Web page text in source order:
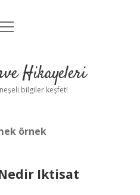
Uyarı
menüyü
Hikayeleri
bilgiler keşfet!
örnek
Iktisat